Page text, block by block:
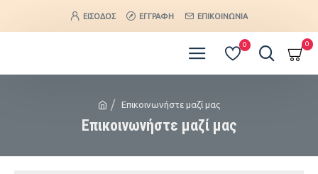
ΕΊΣΟΔΟΣ ΕΓΓΡΑΦΉ ΕΠΙΚΟΙΝΩΝΊΑ
0 0
Επικοινωνήστε μαζί μας
Επικοινωνήστε μαζί μας